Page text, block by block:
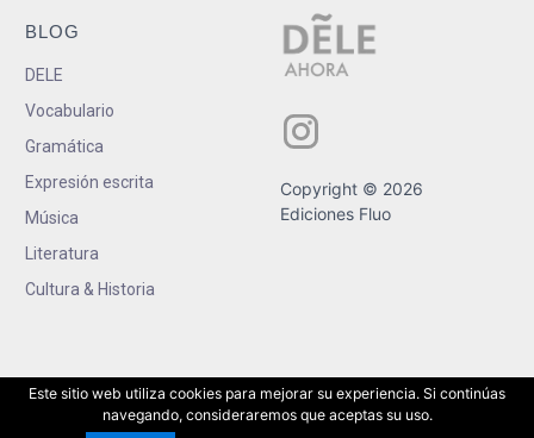
BLOG
DELE
Vocabulario
Gramática
Expresión escrita
Música
Literatura
Cultura & Historia
Copyright © 2026
Ediciones Fluo
Este sitio web utiliza cookies para mejorar su experiencia. Si continúas
navegando, consideraremos que aceptas su uso.